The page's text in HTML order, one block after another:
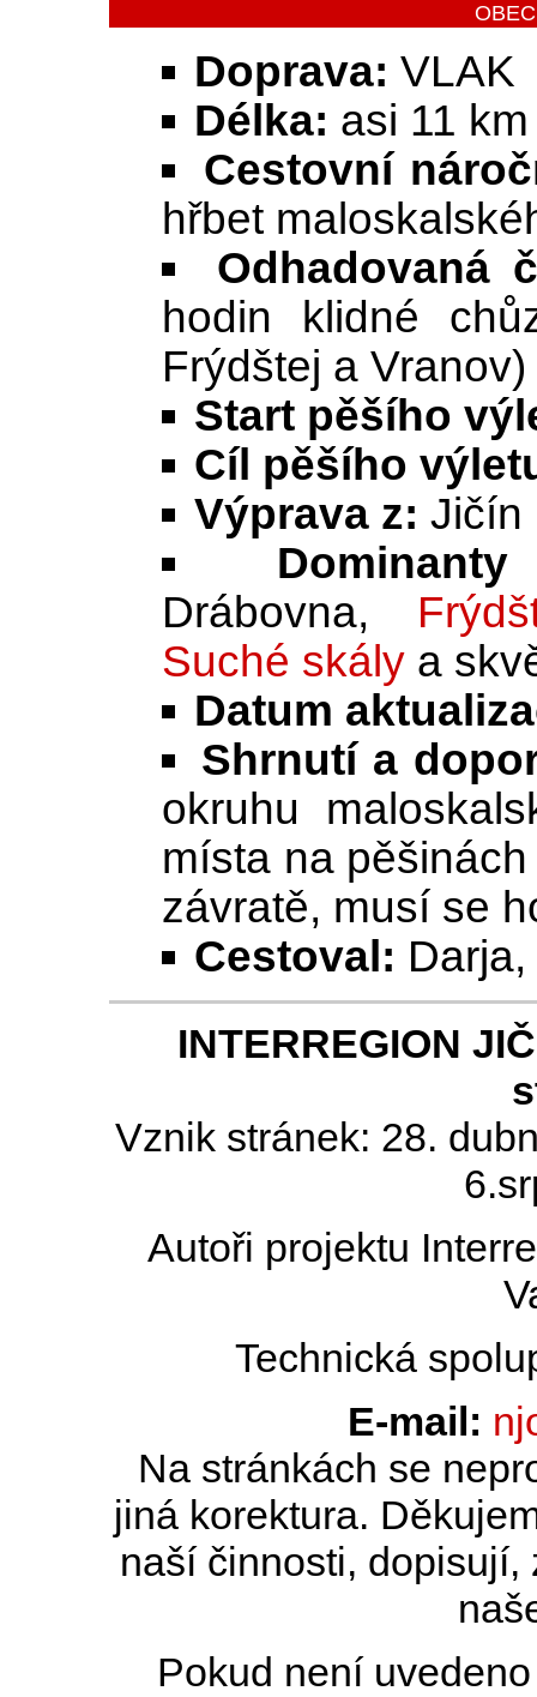
Doprava: VLAK
Délka: asi 11 km
Cestovní
hřbet
Odhadovaná
hodin klidné
Frýdštej a Vranov)
Start pěšího
Cíl pěšího
Výprava z: Jičín
Drábovna,
Suché skály a
Datum
Shrnutí a
okruhu
místa na
závratě, musí se
Cestoval:
INTERREGION
Vznik stránek: 28.
Autoři projektu
Technická
E-mail:
Na stránkách se
jiná korektura.
naší činnosti,
Pokud není